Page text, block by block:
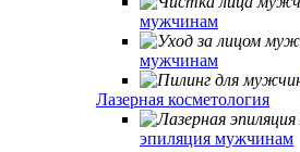
мужчинам
мужчинам
Лазерная косметология
эпиляция мужчинам